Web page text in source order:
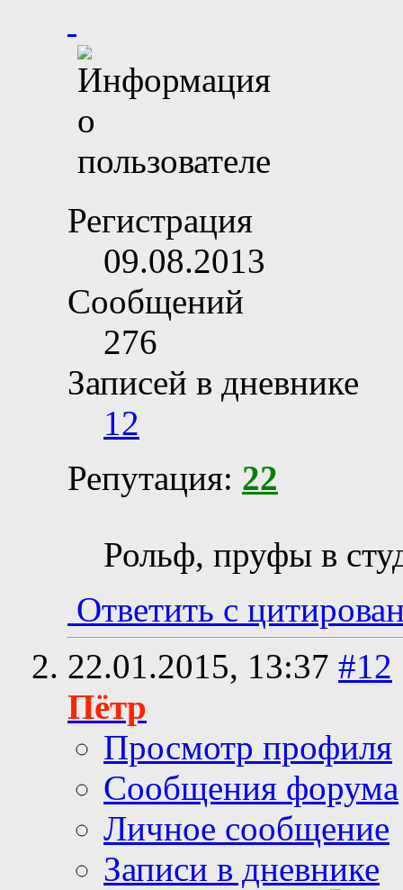
Регистрация
09.08.2013
Сообщений
276
Записей в дневнике
12
Репутация: 22
Рольф, пруфы в
Ответить с
22.01.2015, 13:37 #12
Пётр
Просмотр профиля
Сообщения форума
Личное сообщение
Записи в дневнике